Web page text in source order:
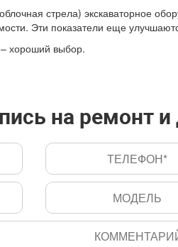
стрела) экскаваторное
Эти показатели еще
– хороший выбор.
на ремонт и